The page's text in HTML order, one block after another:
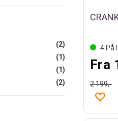
(2)
(1)
(1)
(2)
4På
Fra
2 199,-